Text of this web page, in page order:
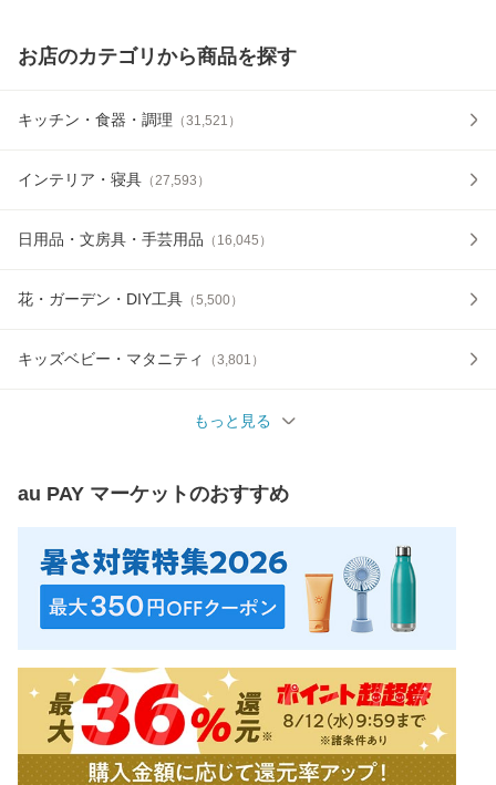
お店のカテゴリから商品を探す
キッチン・食器・調理 （31,521 ）
インテリア・寝具 （ 27,593 ）
日用品・文房具・手芸用品 （ 16,045 ）
花・ガーデン・DIY工具 （5,500）
キッズベビー・マタニティ （3,801 ）
もっと見る
au PAY マーケットのおすすめ